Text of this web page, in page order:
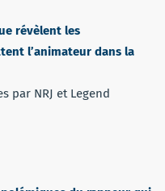
révèlent les
l’animateur dans la
par NRJ et Legend